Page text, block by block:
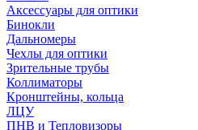
Аксессуары для оптики
Бинокли
Дальномеры
Чехлы для оптики
Зрительные трубы
Коллиматоры
Кронштейны, кольца
ЛЦУ
ПНВ и Тепловизоры